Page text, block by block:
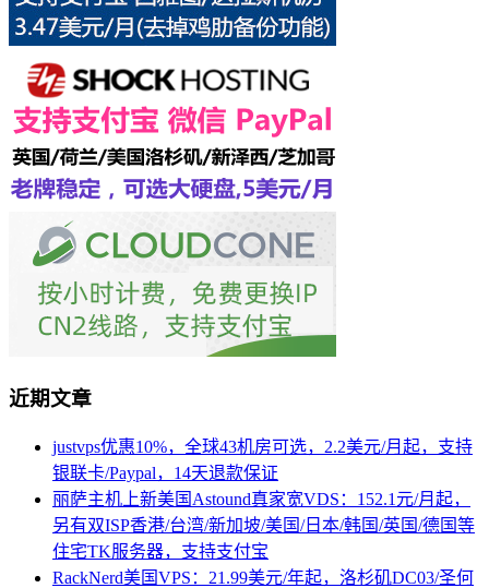
近期文章
justvps优惠10%，全球43机房可选，2.2美元/月起，支持
银联卡/Paypal，14天退款保证
丽萨主机上新美国Astound真家宽VDS：152.1元/月起，
另有双ISP香港/台湾/新加坡/美国/日本/韩国/英国/德国等
住宅TK服务器，支持支付宝
RackNerd美国VPS：21.99美元/年起，洛杉矶DC03/圣何